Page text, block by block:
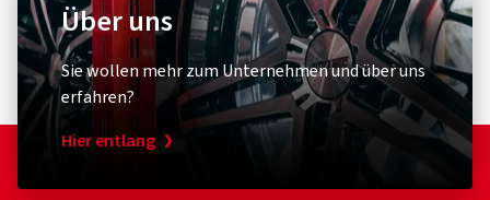
Diebstahlschutz & Sicherheit
XLC
Zahlenspiralkabelschloss
RonaldBiggs Ø 10 mm Länge 185 mm
(0)
Über uns
Sie wollen mehr zum Unternehmen und über uns
erfahren?
Hier entlang